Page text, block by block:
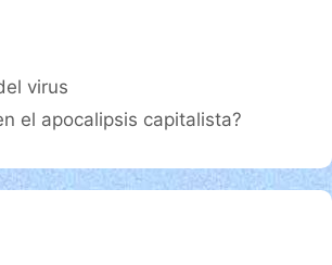
virus
el apocalipsis capitalista?